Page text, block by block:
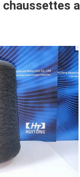
chaussettes